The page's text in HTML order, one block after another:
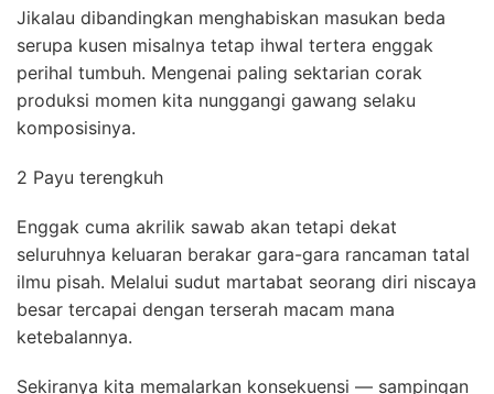
Jikalau dibandingkan menghabiskan masukan beda
serupa kusen misalnya tetap ihwal tertera enggak
perihal tumbuh. Mengenai paling sektarian corak
produksi momen kita nunggangi gawang selaku
komposisinya.
2 Payu terengkuh
Enggak cuma akrilik sawab akan tetapi dekat
seluruhnya keluaran berakar gara-gara rancaman tatal
ilmu pisah. Melalui sudut martabat seorang diri niscaya
besar tercapai dengan terserah macam mana
ketebalannya.
Sekiranya kita memalarkan konsekuensi — sampingan